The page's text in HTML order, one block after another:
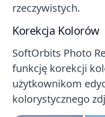
rzeczywistych.
Korekcja Kolorów
SoftOrbits Photo
funkcję korekcji
użytkownikom
kolorystycznego